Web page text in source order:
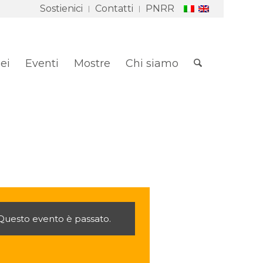
Sostienici Contatti PNRR
Eventi Mostre Chi siamo
evento è passato.